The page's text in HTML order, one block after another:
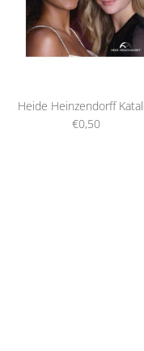
Heide Heinzendorff
€0,50